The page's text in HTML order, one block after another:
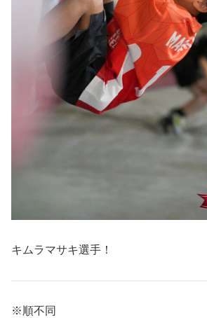
キムラマサキ選手！
※順不同